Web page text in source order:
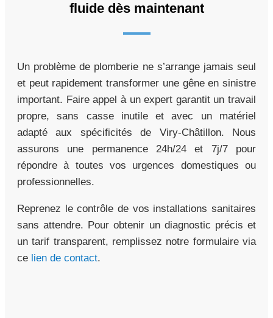
fluide dès maintenant
Un problème de plomberie ne s’arrange jamais seul
et peut rapidement transformer une gêne en sinistre
important. Faire appel à un expert garantit un travail
propre, sans casse inutile et avec un matériel
adapté aux spécificités de Viry-Châtillon. Nous
assurons une permanence 24h/24 et 7j/7 pour
répondre à toutes vos urgences domestiques ou
professionnelles.
Reprenez le contrôle de vos installations sanitaires
sans attendre. Pour obtenir un diagnostic précis et
un tarif transparent, remplissez notre formulaire via
ce lien de contact.